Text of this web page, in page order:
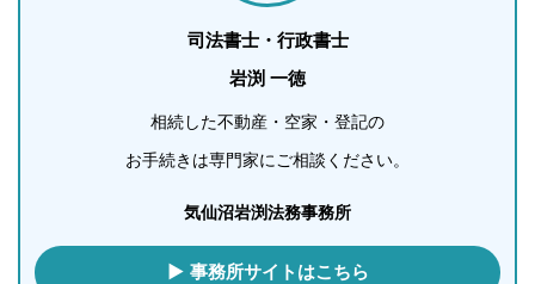
司法書士・行政書士
岩渕 一徳
相続した不動産・空家・登記の
お手続きは専門家にご相談ください。
気仙沼岩渕法務事務所
▶ 事務所サイトはこちら